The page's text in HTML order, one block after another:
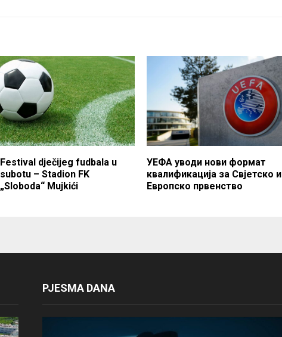
Festival dječijeg fudbala u
subotu – Stadion FK
„Sloboda“ Mujkići
УЕФА уводи нови формат
квалификација за Свјетско и
Европско првенство
PJESMA DANA